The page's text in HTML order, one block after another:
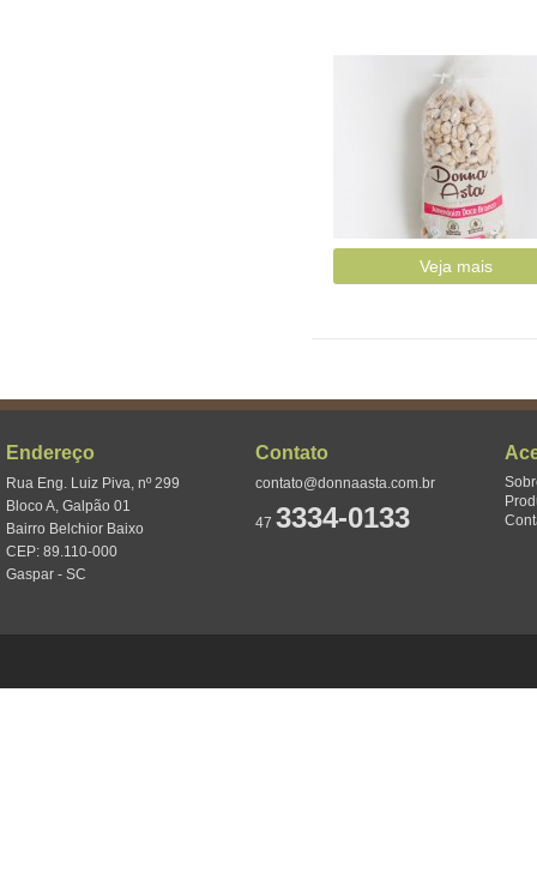
Veja mais
Endereço
Rua Eng. Luiz Piva, nº 299
Bloco A, Galpão 01
Bairro Belchior Baixo
CEP: 89.110-000
Gaspar - SC
Contato
contato@donnaasta.com.br
47 3334-0133